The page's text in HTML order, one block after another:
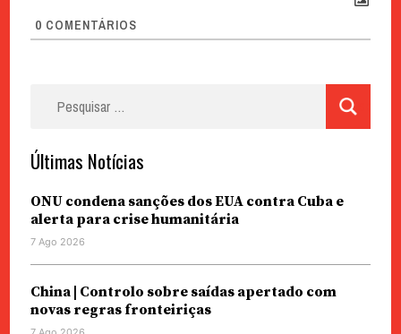
0 COMENTÁRIOS
Últimas Notícias
ONU condena sanções dos EUA contra Cuba e
alerta para crise humanitária
7 Ago 2026
China | Controlo sobre saídas apertado com
novas regras fronteiriças